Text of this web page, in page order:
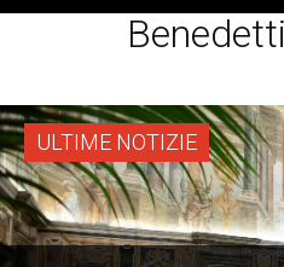
ULTIME NOTIZIE